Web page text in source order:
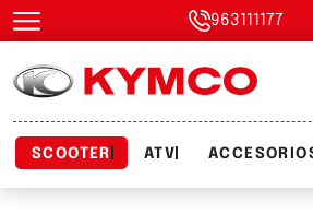
963111177
SCOOTER ATV